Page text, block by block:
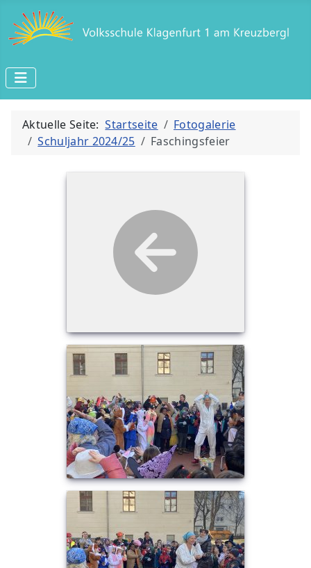
Aktuelle Seite:Startseite
Fotogalerie
Schuljahr 2024/25
Faschingsfeier